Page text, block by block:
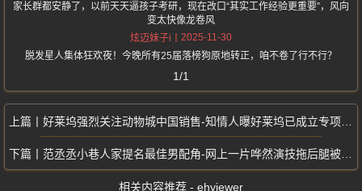
家长群都安静了，以前天天逼孩子考研，现在改口“其实工作经验更重要”，风向
变太快像龙卷风
炫迈妹子i
2025-11-30
脱发星人集体狂欢夜！今晚所有25届落榜狗原地转正，咱不卷了行不行？
1/1
好莱坞强烈关注动物城中国销售-知情人曝好莱坞已成立专项研究小组
范丞丞小巷人家提名最佳男配角-网上一片哗然演技拖后腿被网友喷惨
相关内容推荐 - ehviewer